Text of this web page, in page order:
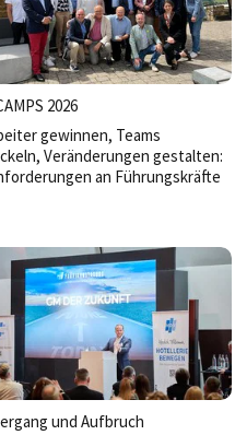
2026
gewinnen, Teams
Veränderungen gestalten:
an Führungskräfte
und Aufbruch